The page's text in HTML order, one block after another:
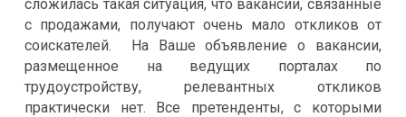
сложилась такая ситуация, что вакансии, связанные
с продажами, получают очень мало откликов от
соискателей.
На Ваше объявление о вакансии,
размещенное на ведущих порталах по
трудоустройству, релевантных откликов
практически нет. Все претенденты, с которыми